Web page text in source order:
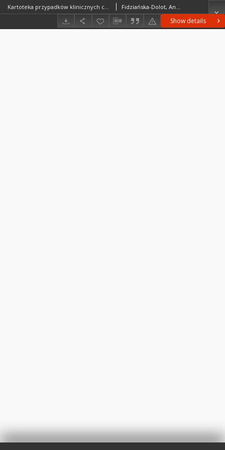
Show details
Kartoteka przypadków klinicznych chorób nerwowo-mięśniowych (2014) - opis nr 30/14 Fidziańska-Dolot, Anna (1930–2015)